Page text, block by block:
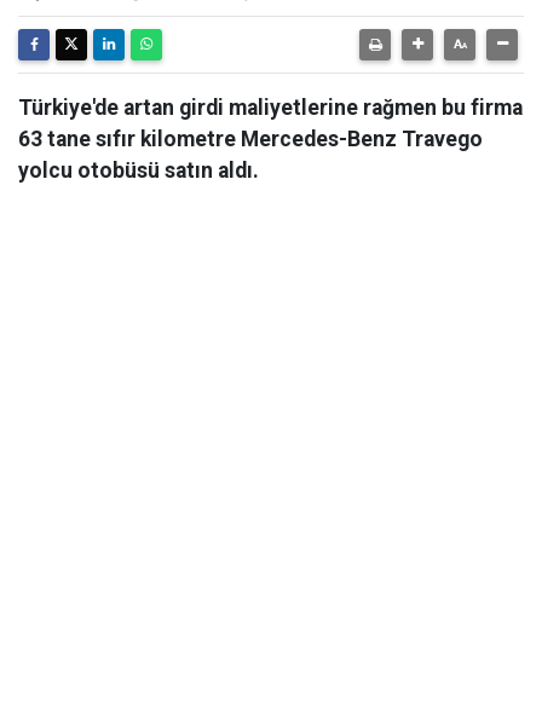
Türkiye'de artan girdi maliyetlerine rağmen bu firma
63 tane sıfır kilometre Mercedes-Benz Travego
yolcu otobüsü satın aldı.